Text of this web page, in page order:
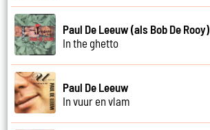
Paul De Leeuw (als Bob De Rooy)
In the ghetto
Paul De Leeuw
In vuur en vlam